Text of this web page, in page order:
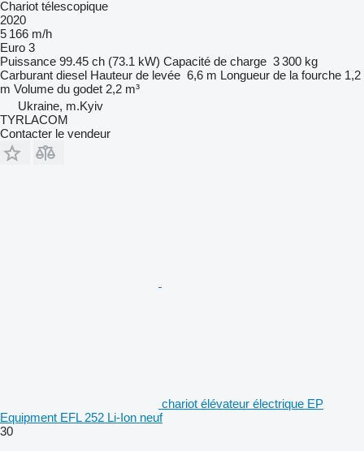
Chariot télescopique
2020
5 166 m/h
Euro 3
Puissance 99.45 ch (73.1 kW) Capacité de charge 3 300 kg
Carburant diesel Hauteur de levée 6,6 m Longueur de la fourche 1,2
m Volume du godet 2,2 m³
Ukraine, m.Kyiv
TYRLACOM
Contacter le vendeur
chariot élévateur électrique EP
Equipment EFL 252 Li-Ion neuf
30